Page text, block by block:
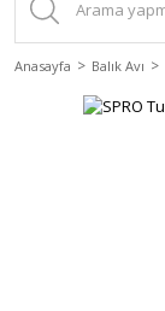
Anasayfa Balık Avı